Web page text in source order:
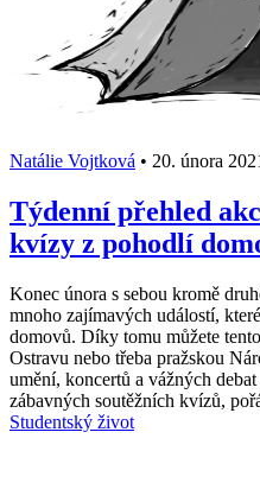
Natálie Vojtková • 20. února
Týdenní přehled
kvízy z pohodlí
Konec února s sebou kromě
mnoho zajímavých událostí,
domovů. Díky tomu můžete
Ostravu nebo třeba pražskou
umění, koncertů a vážných
zábavných soutěžních kvízů,
Studentský život